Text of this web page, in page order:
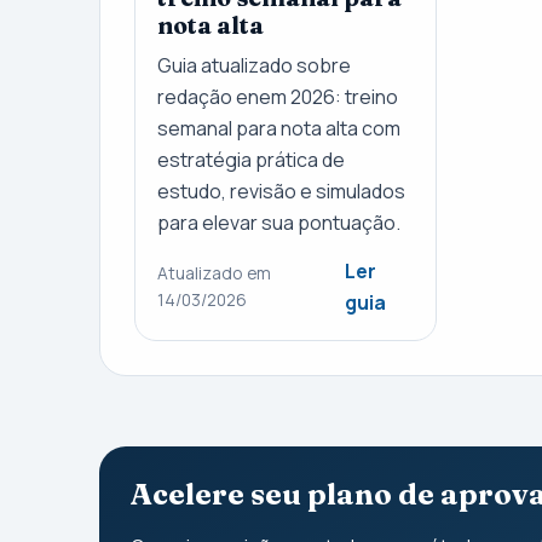
nota alta
Guia atualizado sobre
redação enem 2026: treino
semanal para nota alta com
estratégia prática de
estudo, revisão e simulados
para elevar sua pontuação.
Atualizado em
14/03/2026
Ler
guia
Acelere seu plano de